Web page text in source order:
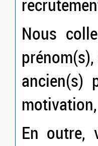
Nous
ancien(s)
En outre,